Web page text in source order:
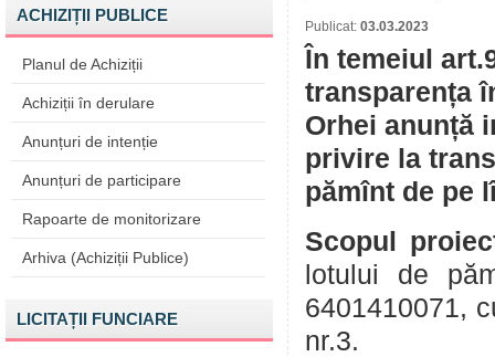
ACHIZIȚII PUBLICE
Planul de Achiziții
Achiziții în derulare
Anunțuri de intenție
Anunțuri de participare
Rapoarte de monitorizare
Arhiva (Achiziții Publice)
LICITAȚII FUNCIARE
Publicat: 03.03.2023
În temeiul
transparența
Orhei anunță
privire la
pămînt de pe
Scopul
lotului de
6401410071,
nr.3.